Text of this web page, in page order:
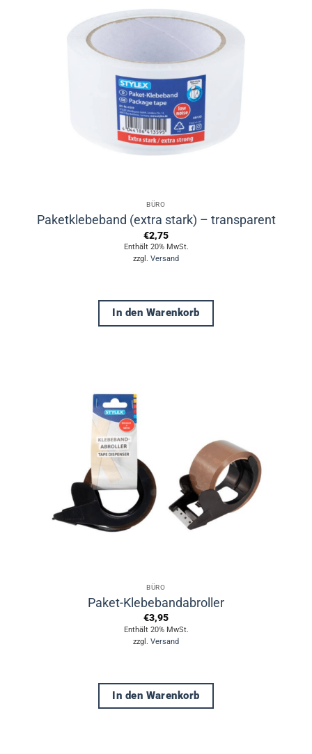
BÜRO
Paketklebeband (extra stark) – transparent
€2,75
Enthält 20% MwSt.
zzgl. Versand
In den Warenkorb
BÜRO
Paket-Klebebandabroller
€3,95
Enthält 20% MwSt.
zzgl. Versand
In den Warenkorb